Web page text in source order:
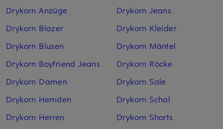
Drykorn Anzüge
Drykorn Blazer
Drykorn Blusen
Drykorn Boyfriend Jeans
Drykorn Damen
Drykorn Hemden
Drykorn Herren
Drykorn Jeans
Drykorn Kleider
Drykorn Mäntel
Drykorn Röcke
Drykorn Sale
Drykorn Schal
Drykorn Shorts